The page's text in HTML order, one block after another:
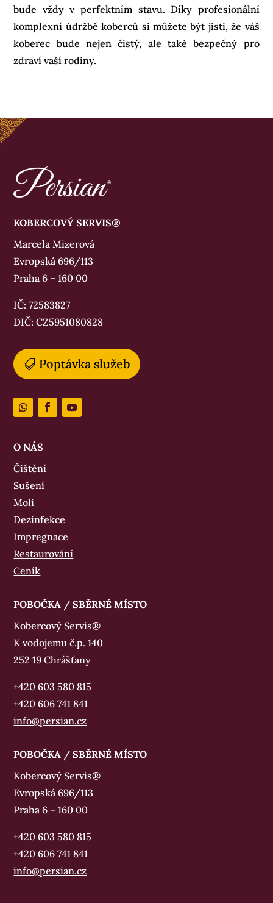
bude vždy v perfektním stavu. Díky profesionální
komplexní údržbě koberců si můžete být jisti, že váš
koberec bude nejen čistý, ale také bezpečný pro
zdraví vaší rodiny.
KOBERCOVÝ SERVIS®
Marcela Mizerová
Evropská 696/113
Praha 6 – 160 00
IČ: 72583827
DIČ: CZ5951080828
Poptávka služeb
O NÁS
Čištění
Sušení
Moli
Dezinfekce
Impregnace
Restaurování
Ceník
POBOČKA / SBĚRNÉ MÍSTO
Kobercový Servis®
K vodojemu č.p. 140
252 19 Chrášťany
+420 603 580 815
+420 606 741 841‬‬
info@persian.cz
POBOČKA / SBĚRNÉ MÍSTO
Kobercový Servis®
Evropská 696/113
Praha 6 – 160 00
+420 603 580 815
+420 606 741 841‬‬
info@persian.cz